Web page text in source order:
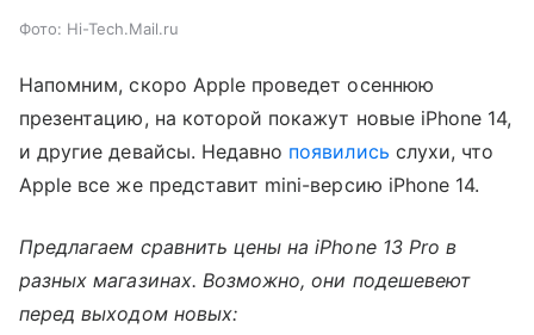
Фото: Hi-Tech.Mail.ru
Напомним, скоро Apple проведет осеннюю
презентацию, на которой покажут новые iPhone 14,
и другие девайсы. Недавно появились слухи, что
Apple все же представит mini-версию iPhone 14.
Предлагаем сравнить цены на iPhone 13 Pro в
разных магазинах. Возможно, они подешевеют
перед выходом новых: